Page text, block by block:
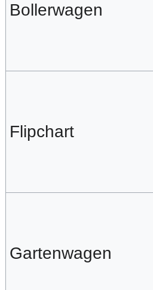
Bollerwagen
Flipchart
Gartenwagen